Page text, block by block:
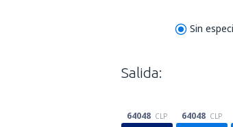
Sin
Salida:
64048 CLP 64048 CLP